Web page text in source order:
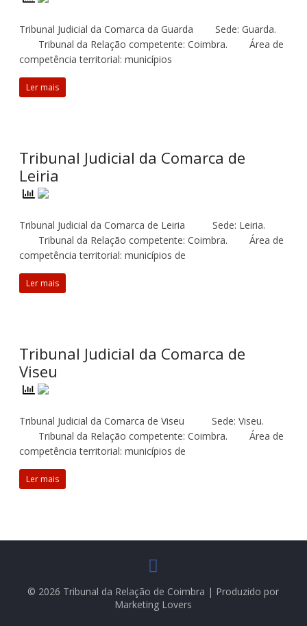
Tribunal Judicial da Comarca da Guarda Sede: Guarda.
Tribunal da Relação competente: Coimbra. Área de
competência territorial: municípios
Ler mais
Tribunal Judicial da Comarca de
Leiria
Tribunal Judicial da Comarca de Leiria Sede: Leiria.
Tribunal da Relação competente: Coimbra. Área de
competência territorial: municípios de
Ler mais
Tribunal Judicial da Comarca de
Viseu
Tribunal Judicial da Comarca de Viseu Sede: Viseu.
Tribunal da Relação competente: Coimbra. Área de
competência territorial: municípios de
Ler mais
© 2026 Tribunal da Relação de Coimbra | Produzido por
Marketing Lovers